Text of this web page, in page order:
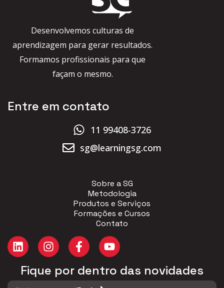
Desenvolvemos culturas de
aprendizagem para gerar resultados.
Formamos profissionais para que
façam o mesmo.
Entre em contato
11 99408-3726
sg@learningsg.com
Sobre a SG
Metodologia
Produtos e Serviços
Formações e Cursos
Contato
Fique por dentro das novidades